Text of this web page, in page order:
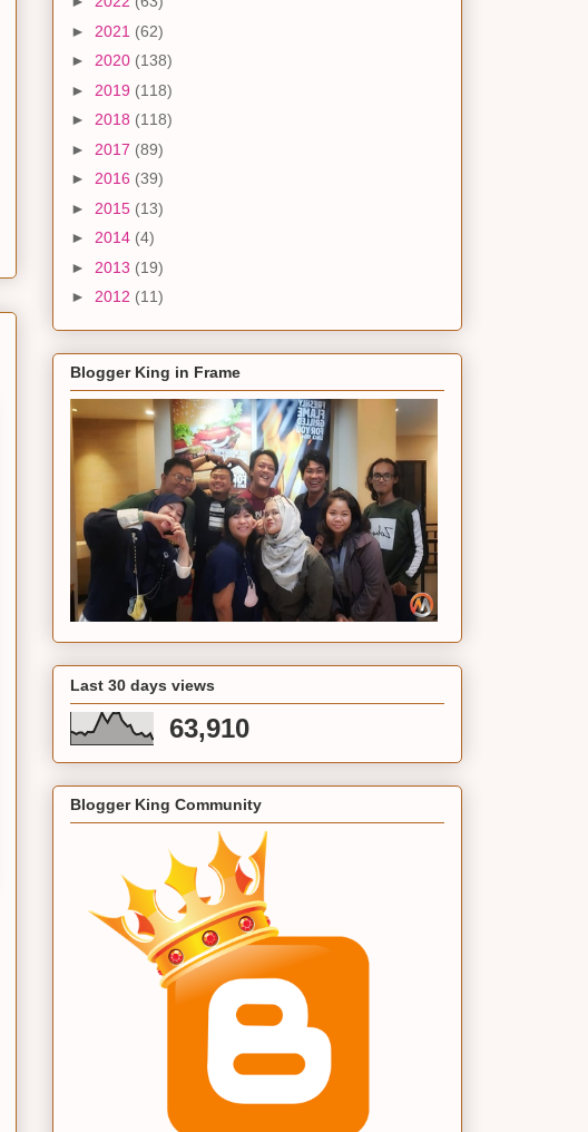
► 2021 (62)
► 2020 (138)
► 2019 (118)
► 2018 (118)
► 2017 (89)
► 2016 (39)
► 2015 (13)
► 2014 (4)
► 2013 (19)
► 2012 (11)
Blogger King in Frame
Last 30 days views
63,910
Blogger King Community